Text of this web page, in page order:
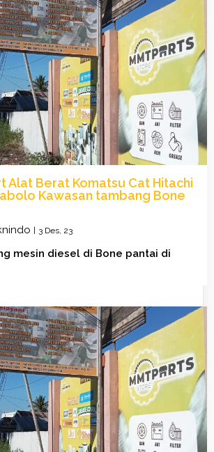
Alat Berat Komatsu Cat Hitachi
Kawasan tambang Bone
| 3 Des, 23
mesin diesel di Bone pantai di